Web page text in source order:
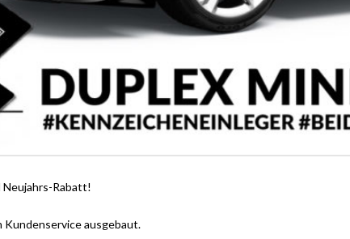
Neujahrs-Rabatt!
Kundenservice ausgebaut.